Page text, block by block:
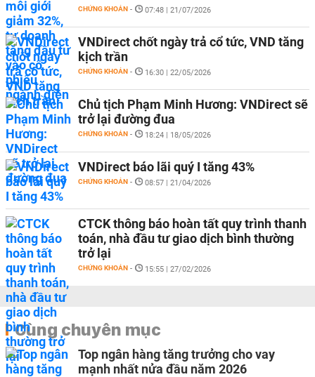
CHỨNG KHOÁN - 07:48 | 21/07/2026
VNDirect chốt ngày trả cổ tức, VND tăng
kịch trần
CHỨNG KHOÁN - 16:30 | 22/05/2026
Chủ tịch Phạm Minh Hương: VNDirect sẽ
trở lại đường đua
CHỨNG KHOÁN - 18:24 | 18/05/2026
VNDirect báo lãi quý I tăng 43%
CHỨNG KHOÁN - 08:57 | 21/04/2026
CTCK thông báo hoàn tất quy trình thanh
toán, nhà đầu tư giao dịch bình thường
trở lại
CHỨNG KHOÁN - 15:55 | 27/02/2026
Cùng chuyên mục
Top ngân hàng tăng trưởng cho vay
mạnh nhất nửa đầu năm 2026